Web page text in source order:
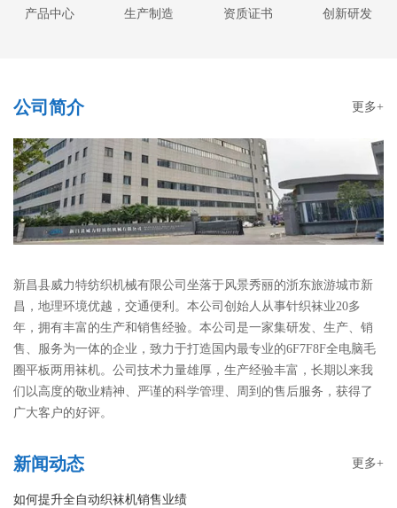
产品中心 生产制造 资质证书 创新研发
公司简介 更多+
新昌县威力特纺织机械有限公司坐落于风景秀丽的浙东旅游城市新
昌，地理环境优越，交通便利。本公司创始人从事针织袜业20多
年，拥有丰富的生产和销售经验。本公司是一家集研发、生产、销
售、服务为一体的企业，致力于打造国内最专业的6F7F8F全电脑毛
圈平板两用袜机。公司技术力量雄厚，生产经验丰富，长期以来我
们以高度的敬业精神、严谨的科学管理、周到的售后服务，获得了
广大客户的好评。
新闻动态 更多+
如何提升全自动织袜机销售业绩